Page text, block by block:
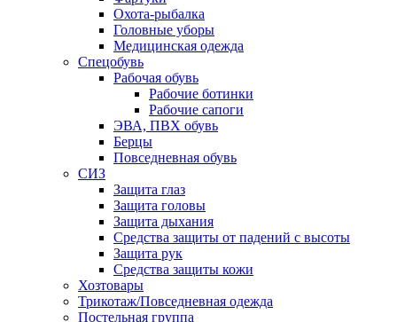
Охота-рыбалка
Головные уборы
Медицинская одежда
Спецобувь
Рабочая обувь
Рабочие ботинки
Рабочие сапоги
ЭВА, ПВХ обувь
Берцы
Повседневная обувь
СИЗ
Защита глаз
Защита головы
Защита дыхания
Средства защиты от падений с высоты
Защита рук
Средства защиты кожи
Хозтовары
Трикотаж/Повседневная одежда
Постельная группа